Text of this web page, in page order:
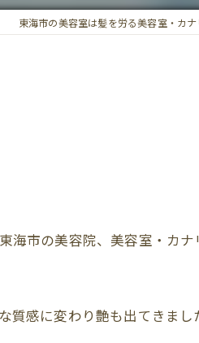
東海市の美容室は髪を労る美容室・カナ
市の美容院、美容室・カナ
感に変わり艶も出てきまし